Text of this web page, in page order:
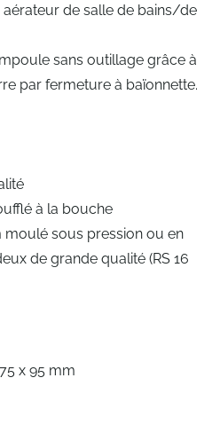
de salle de bains/de
sans outillage grâce à
par fermeture à baïonnette.
à la bouche
moulé sous pression ou en
de grande qualité (RS 16
x 95 mm